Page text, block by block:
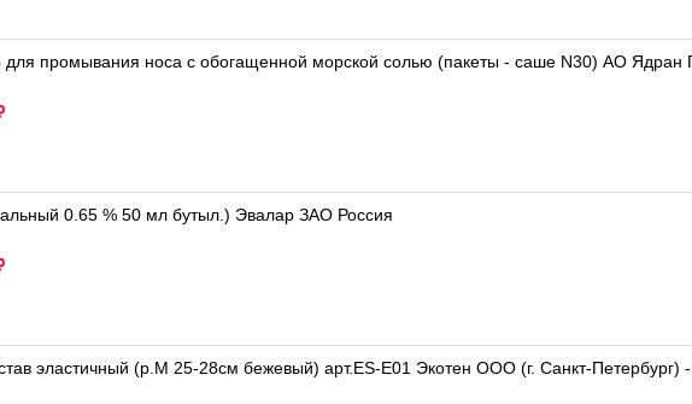
для промывания носа с обогащенной морской солью (пакеты - саше N30) АО Ядран
0.65 % 50 мл бутыл.) Эвалар ЗАО Россия
эластичный (р.M 25-28см бежевый) арт.ES-E01 Экотен ООО (г. Санкт-Петербург)